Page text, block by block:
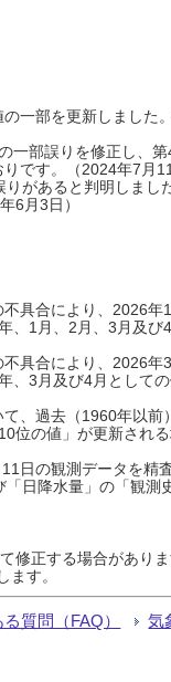
一部を更新しました
一部誤りを修正し、
です。（2024年7月11
があると判明しま
6月3日）
具合により、2026
1月、2月、3月及
具合により、2026
、3月及び4月として
、過去（1960年以
位の値」が更新され
日の観測データを
「日降水量」の「観
修正する場合があり
す。
質問（FAQ） 気